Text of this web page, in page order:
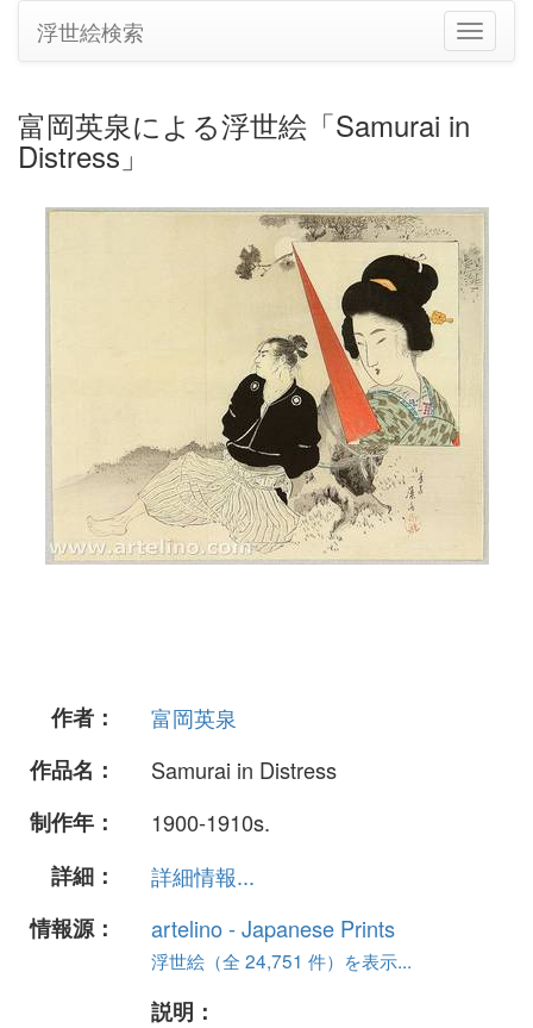
ナ
ビ
り
替
え
浮世絵検索
富岡英泉による浮世絵「Samurai in
Distress」
作者：
富岡英泉
作品名：
Samurai in Distress
制作年：
1900-1910s.
詳細：
詳細情報...
情報源：
artelino - Japanese Prints
浮世絵（全 24,751 件）を表示...
説明：